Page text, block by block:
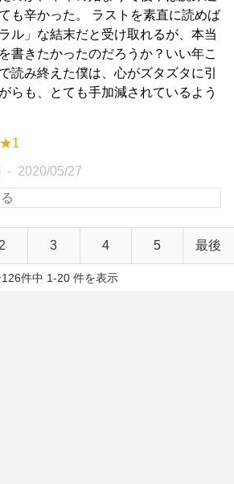
も辛かった。 ラストを素直に読めば
ル」な結末だと受け取れるが、本当
書きたかったのだろうか？いい年こ
読み終えた僕は、心がズタズタに引
らも、とても手加減されているよう
★1
2020/05/27
2 3 4 5 最後
件中 1-20 件を表示